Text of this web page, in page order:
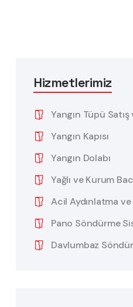
Hizmetlerimiz
Yangın Tüpü
Yangın Kapısı
Yangın Dolabı
Yağlı ve Kurum
Acil Aydınlatma
Pano Söndürme
Davlumbaz